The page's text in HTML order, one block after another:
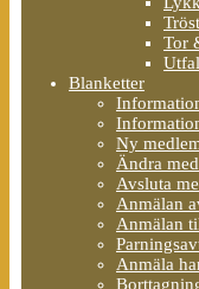
Tor
Blanketter
Ny
Ändra
Avsluta
Anmälan
Anmälan
Anmäla